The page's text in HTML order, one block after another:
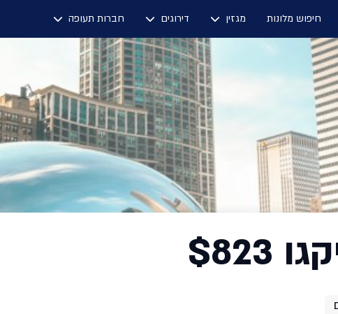
חיפוש מלונות מגזין דירוגים חברות תעופה